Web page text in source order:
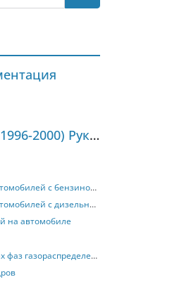
Volkswagen Passat B5 (1996-2000) Руководство по ремонту и техническому обслуживанию
бензиновыми двигателями
дизельными двигателями
на автомобиле
Основные сведения о метках фаз газораспределения